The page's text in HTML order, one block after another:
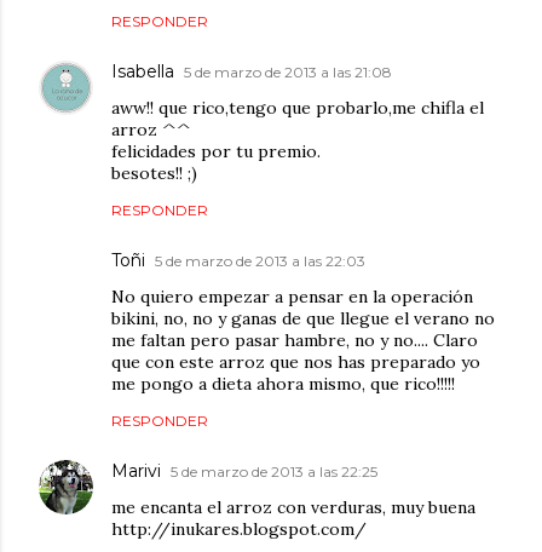
RESPONDER
Isabella 5 de marzo de 2013 a las 21:08
aww!! que rico,tengo que probarlo,me chifla el
arroz ^^
felicidades por tu premio.
besotes!! ;)
RESPONDER
Toñi 5 de marzo de 2013 a las 22:03
No quiero empezar a pensar en la operación
bikini, no, no y ganas de que llegue el verano no
me faltan pero pasar hambre, no y no.... Claro
que con este arroz que nos has preparado yo
me pongo a dieta ahora mismo, que rico!!!!!
RESPONDER
Marivi 5 de marzo de 2013 a las 22:25
me encanta el arroz con verduras, muy buena
http://inukares.blogspot.com/